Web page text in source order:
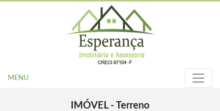
MENU
IMÓVEL - Terreno